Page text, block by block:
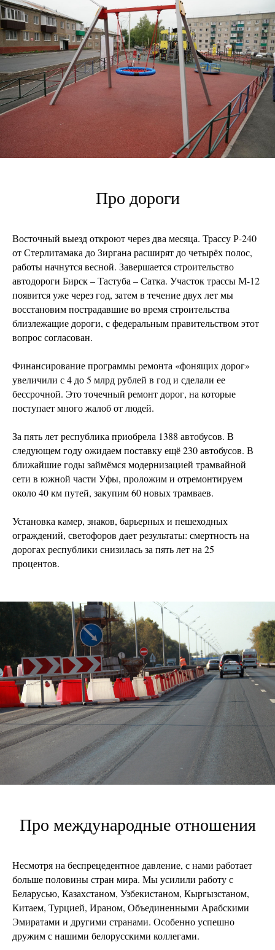
Про дороги
Восточный выезд откроют через два месяца. Трассу Р-240
от Стерлитамака до Зиргана расширят до четырёх полос,
работы начнутся весной. Завершается строительство
автодороги Бирск – Тастуба – Сатка. Участок трассы М-12
появится уже через год, затем в течение двух лет мы
восстановим пострадавшие во время строительства
близлежащие дороги, с федеральным правительством этот
вопрос согласован.
Финансирование программы ремонта «фонящих дорог»
увеличили с 4 до 5 млрд рублей в год и сделали ее
бессрочной. Это точечный ремонт дорог, на которые
поступает много жалоб от людей.
За пять лет республика приобрела 1388 автобусов. В
следующем году ожидаем поставку ещё 230 автобусов. В
ближайшие годы займёмся модернизацией трамвайной
сети в южной части Уфы, проложим и отремонтируем
около 40 км путей, закупим 60 новых трамваев.
Установка камер, знаков, барьерных и пешеходных
ограждений, светофоров дает результаты: смертность на
дорогах республики снизилась за пять лет на 25
процентов.
Про международные отношения
Несмотря на беспрецедентное давление, с нами работает
больше половины стран мира. Мы усилили работу с
Беларусью, Казахстаном, Узбекистаном, Кыргызстаном,
Китаем, Турцией, Ираном, Объединенными Арабскими
Эмиратами и другими странами. Особенно успешно
дружим с нашими белорусскими коллегами.